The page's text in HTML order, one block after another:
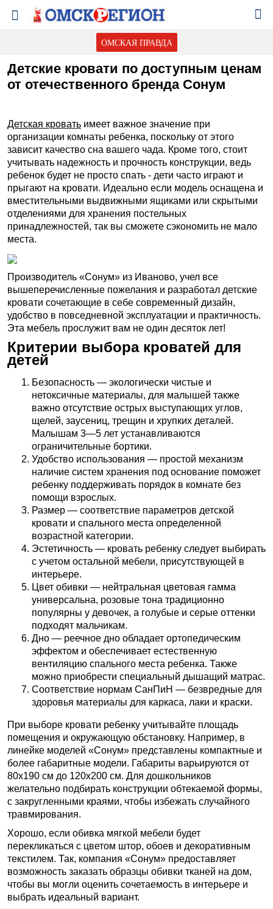
ОМСКАЯ ПРАВДА
Детские кровати по доступным ценам
от отечественного бренда Сонум
Детская кровать имеет важное значение при
организации комнаты ребенка, поскольку от этого
зависит качество сна вашего чада. Кроме того, стоит
учитывать надежность и прочность конструкции, ведь
ребенок будет не просто спать - дети часто играют и
прыгают на кровати. Идеально если модель оснащена и
вместительными выдвижными ящиками или скрытыми
отделениями для хранения постельных
принадлежностей, так вы сможете сэкономить не мало
места.
Производитель «Сонум» из Иваново, учел все
вышеперечисленные пожелания и разработал детские
кровати сочетающие в себе современный дизайн,
удобство в повседневной эксплуатации и практичность.
Эта мебель прослужит вам не один десяток лет!
Критерии выбора кроватей для
детей
Безопасность — экологически чистые и
нетоксичные материалы, для малышей также
важно отсутствие острых выступающих углов,
щелей, заусениц, трещин и хрупких деталей.
Малышам 3—5 лет устанавливаются
ограничительные бортики.
Удобство использования — простой механизм
наличие систем хранения под основание поможет
ребенку поддерживать порядок в комнате без
помощи взрослых.
Размер — соответствие параметров детской
кровати и спального места определенной
возрастной категории.
Эстетичность — кровать ребенку следует выбирать
с учетом остальной мебели, присутствующей в
интерьере.
Цвет обивки — нейтральная цветовая гамма
универсальна, розовые тона традиционно
популярны у девочек, а голубые и серые оттенки
подходят мальчикам.
Дно — реечное дно обладает ортопедическим
эффектом и обеспечивает естественную
вентиляцию спального места ребенка. Также
можно приобрести специальный дышащий матрас.
Соответствие нормам СанПиН — безвредные для
здоровья материалы для каркаса, лаки и краски.
При выборе кровати ребенку учитывайте площадь
помещения и окружающую обстановку. Например, в
линейке моделей «Сонум» представлены компактные и
более габаритные модели. Габариты варьируются от
80х190 см до 120х200 см. Для дошкольников
желательно подбирать конструкции обтекаемой формы,
с закругленными краями, чтобы избежать случайного
травмирования.
Хорошо, если обивка мягкой мебели будет
перекликаться с цветом штор, обоев и декоративным
текстилем. Так, компания «Сонум» предоставляет
возможность заказать образцы обивки тканей на дом,
чтобы вы могли оценить сочетаемость в интерьере и
выбрать идеальный вариант.